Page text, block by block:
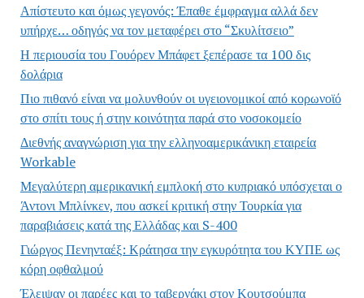
Απίστευτο και όμως γεγονός: Έπαθε έμφραγμα αλλά δεν
υπήρχε… οδηγός να τον μεταφέρει στο “Σκυλίτσειο”
Η περιουσία του Γουόρεν Μπάφετ ξεπέρασε τα 100 δις
δολάρια
Πιο πιθανό είναι να μολυνθούν οι υγειονομικοί από κορωνοϊό
στο σπίτι τους ή στην κοινότητα παρά στο νοσοκομείο
Διεθνής αναγνώριση για την ελληνοαμερικάνικη εταιρεία
Workable
Μεγαλύτερη αμερικανική εμπλοκή στο κυπριακό υπόσχεται ο
Άντονι Μπλίνκεν, που ασκεί κριτική στην Τουρκία για
παραβιάσεις κατά της Ελλάδας και S-400
Γιώργος Πενηνταέξ: Κράτησα την εγκυρότητα του ΚΥΠΕ ως
κόρη οφθαλμού
Έλειψαν οι παρέες και το ταβερνάκι στον Κουτσούμπα